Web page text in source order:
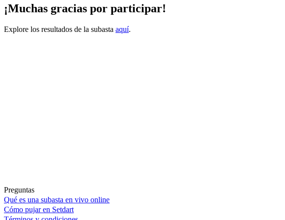
¡Muchas gracias por participar!
Explore los resultados de la subasta aquí.
Preguntas
Qué es una subasta en vivo online
Cómo pujar en Setdart